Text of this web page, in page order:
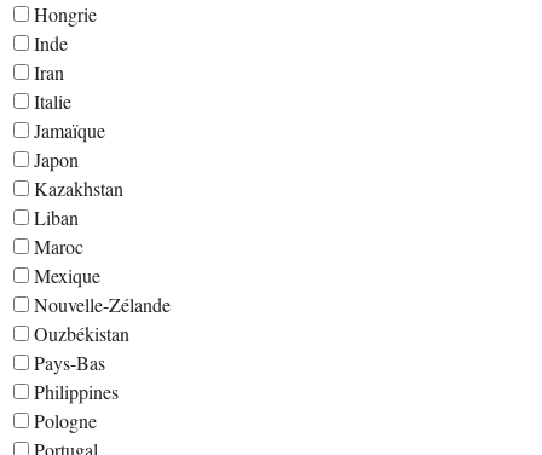
Hongrie
Inde
Iran
Italie
Jamaïque
Japon
Kazakhstan
Liban
Maroc
Mexique
Nouvelle-Zélande
Ouzbékistan
Pays-Bas
Philippines
Pologne